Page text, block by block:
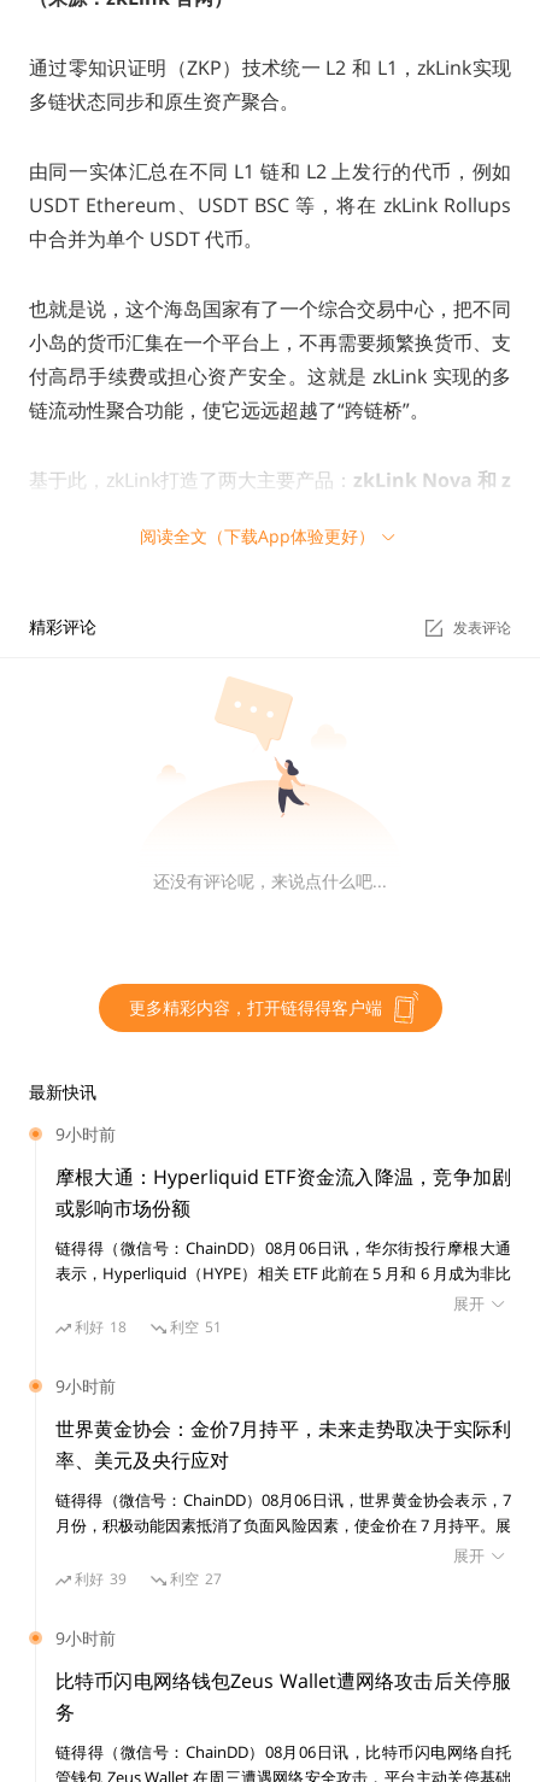
通过零知识证明（ZKP）技术统一 L2 和 L1，zkLink实现
多链状态同步和原生资产聚合。
由同一实体汇总在不同 L1 链和 L2 上发行的代币，例如
USDT Ethereum、USDT BSC 等，将在 zkLink Rollups
中合并为单个 USDT 代币。
也就是说，这个海岛国家有了一个综合交易中心，把不同
小岛的货币汇集在一个平台上，不再需要频繁换货币、支
付高昂手续费或担心资产安全。这就是 zkLink 实现的多
链流动性聚合功能，使它远远超越了“跨链桥”。
基于此，zkLink打造了两大主要产品： zkLink Nova 和 z
合 L3 zkEVM Rollup网络，利用零知识以太坊虚拟机（zk
流动性和资产分散问题。
zkLink X 是一个支持定制化多链 dApp 开发的聚合 Rollu
p 基础设施，连接 L2 和 L1，让开发者感觉像是在单链上
构建应用，但实际上他们可以访问多链的流动性。
回到区块链与小岛的类比中打个比方，zkLink Nova 就像
而 zkLink X 就像万能工具箱，无论想建造什么类型的商
积木，并且这些店铺也支持来自不同小岛的货币。
如此一来，zkLink不仅整合了分散在不同链上的流动性，
降低了交易成本和安全风险，还简化了dApp的多链部
署，改善用户体验并确保dApp开发的安全性。
zkLink提供了什么解决方案，如何从「多链大
战」脱颖而出？
多链、跨链已经是老生常谈的话题，但我们需要知道，zk
Link 不是跨链桥，是一条聚合多链流动性的链。
那么，zkLink 是如何实现多链聚合的？
zkLink 协议是一个由四个层次组成的多链 ZK-Rollup 基
xecution Layer）、排序层（Sequencer Layer）和数据
可用性层（Data Availability Layer），这些层次相互独
立，支持定制化的应用 Rollup 部署。其中，zkLink 协议
的核心价值主要在结算层和执行层。
阅读全文（下载App体验更好）
精彩评论 发表评论
还没有评论呢，来说点什么吧...
更多精彩内容，打开链得得客户端
最新快讯
9小时前
摩根大通：Hyperliquid ETF资金流入降温，竞争加剧
或影响市场份额
链得得（微信号：ChainDD）08月06日讯，华尔街投行摩根大通
表示，Hyperliquid（HYPE）相关 ETF 此前在 5 月和 6 月成为非比
特币加密基金中资金流入表现最强的产品之一，但随着市场竞争加
剧，其资金流入在 7 月和 8 月初明显放缓，市场对该协议未来竞争
队在报告中指出，Hyperliquid ETF 相对于资产管理规模（AUM）
的资金流入比例在 5 月和 6 月领先其他非 BTC 加密基金，但这一
趋势在近期已经消退。 Hyperliquid 今年成为加密市场最受关注的
增长项目之一，其原生代币 HYPE 因交易者大量使用其去中心化永
续合约交易平台而大幅上涨。快速增长使 Hyperliquid 成为比特币
和以太坊之外规模最大的加密生态之一，并吸引机构资金、企业财
库投资者以及 ETF 发行商关注。 不过，摩根大通认为，去中心化
衍生品平台正面临来自受监管中心化交易所的竞争压力。随着美国
监管框架下的加密永续合约产品逐步推出，部分交易活动可能从
指出，Hyperliquid 正在拓展预测市场业务，以降低对永续合约交
易手续费收入的依赖，但该领域同样面临日益激烈的竞争。 摩根
大通表示，尽管 Hyperliquid 是今年加密市场表现最亮眼的项目之
一，并已成为企业加密资产储备中规模排名第四的资产（仅次于比
特币、以太坊和 Solana），但其能否继续从 Solana、XRP 等竞争
者手中扩大市场份额仍存在不确定性。 数据显示，比特币和以太
展开
利好 18 利空 51
9小时前
世界黄金协会：金价7月持平，未来走势取决于实际利
率、美元及央行应对
链得得（微信号：ChainDD）08月06日讯，世界黄金协会表示，7
月份，积极动能因素抵消了负面风险因素，使金价在 7 月持平。展
望未来，不能排除出现类似于 20 世纪 70 年代末的第二波高通胀。
但这本身并不意味着黄金会大幅上涨，这取决于实际利率、美元、
在 7 月吸引了 30 亿美元的资金流入，扭转了连续两个月的流出态
势，使总资产管理规模升至 5300 亿美元；持仓量增加 23 吨，至
4068 吨。黄金市场流动性持续放松，日均交易量降至 3560 亿美
元/日，环比下降 3.5%。欧洲引领了 7 月份黄金市场的复苏，吸引
20 亿美元资金流入，而亚洲增加了 6.16 亿美元流入，仍是年初至
今全球 ETF 市场资金流入的最大贡献者
展开
利好 39 利空 27
9小时前
比特币闪电网络钱包Zeus Wallet遭网络攻击后关停服
务
链得得（微信号：ChainDD）08月06日讯，比特币闪电网络自托
管钱包 Zeus Wallet 在周三遭遇网络安全攻击，平台主动关停基础